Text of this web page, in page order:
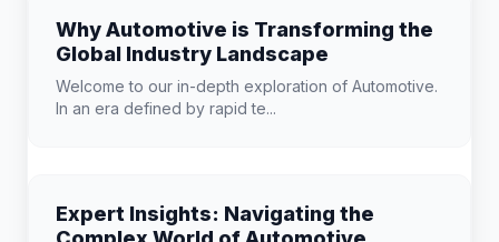
Why Automotive is Transforming the
Global Industry Landscape
Welcome to our in-depth exploration of Automotive.
In an era defined by rapid te...
Expert Insights: Navigating the